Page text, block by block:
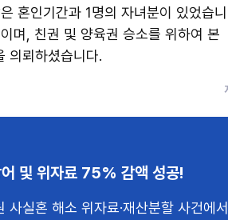
며, 친권 및 양육권 승소를 위하여 본
의뢰하셨습니다.
및 위자료 75% 감액 성공!
실혼 해소 위자료·재산분할 사건에